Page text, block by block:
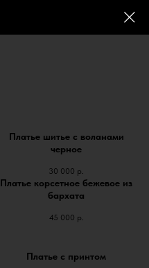
Платье шитье с воланами
черное
30 000 р.
Платье корсетное бежевое из
бархата
45 000 р.
Платье с принтом